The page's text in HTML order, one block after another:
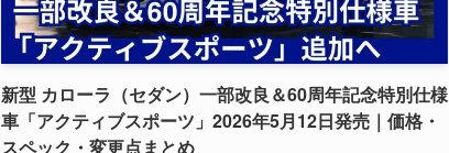
新型 カローラ（セダン）一部改良＆60周年記念特別仕様
車「アクティブスポーツ」2026年5月12日発売｜価格・
スペック・変更点まとめ